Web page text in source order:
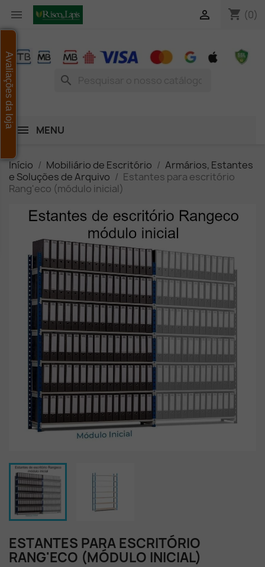
 shopping_cart (0)

search
MENU
Início Mobiliário de Escritório
Armários, Estantes
e Soluções de Arquivo
Estantes para escritório
Rang'eco (módulo inicial)
ESTANTES PARA ESCRITÓRIO
RANG'ECO (MÓDULO INICIAL)
Avaliações da loja